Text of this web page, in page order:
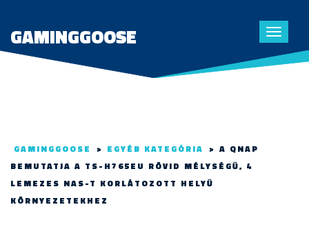
Toggle
GAMINGGOOSE
GAMINGGOOSE > EGYÉB KATEGÓRIA > A QNAP
BEMUTATJA A TS-H765EU RÖVID MÉLYSÉGŰ, 4
LEMEZES NAS-T KORLÁTOZOTT HELYŰ
KÖRNYEZETEKHEZ